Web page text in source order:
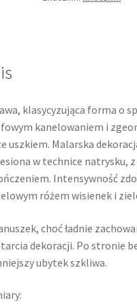
klasycyzująca forma o
kanelowaniem i
uszkiem. Malarska
w technice natrysku,
Intensywność
różem wisienek i
choć ładnie
dekoracji. Po stronie
ubytek szkliwa.